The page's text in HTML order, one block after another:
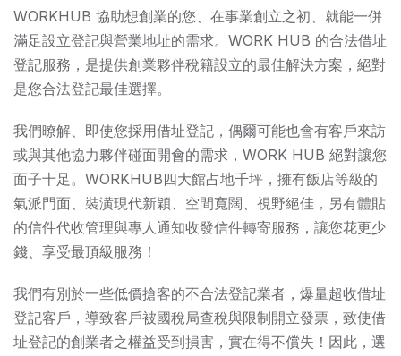
WORKHUB 協助想創業的您、在事業創立之初、就能一併
滿足設立登記與營業地址的需求。WORK HUB 的合法借址
登記服務，是提供創業夥伴稅籍設立的最佳解決方案，絕對
是您合法登記最佳選擇。
我們暸解、即使您採用借址登記，偶爾可能也會有客戶來訪
或與其他協力夥伴碰面開會的需求，WORK HUB 絕對讓您
面子十足。WORKHUB四大館占地千坪，擁有飯店等級的
氣派門面、裝潢現代新穎、空間寬闊、視野絕佳，另有體貼
的信件代收管理與專人通知收發信件轉寄服務，讓您花更少
錢、享受最頂級服務！
我們有別於一些低價搶客的不合法登記業者，爆量超收借址
登記客戶，導致客戶被國稅局查稅與限制開立發票，致使借
址登記的創業者之權益受到損害，實在得不償失！因此，選